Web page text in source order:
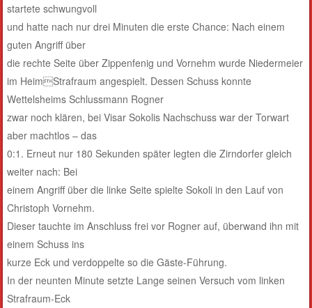
startete schwungvoll
und hatte nach nur drei Minuten die erste Chance: Nach einem
guten Angriff über
die rechte Seite über Zippenfenig und Vornehm wurde Niedermeier
im HeimStrafraum angespielt. Dessen Schuss konnte
Wettelsheims Schlussmann Rogner
zwar noch klären, bei Visar Sokolis Nachschuss war der Torwart
aber machtlos – das
0:1. Erneut nur 180 Sekunden später legten die Zirndorfer gleich
weiter nach: Bei
einem Angriff über die linke Seite spielte Sokoli in den Lauf von
Christoph Vornehm.
Dieser tauchte im Anschluss frei vor Rogner auf, überwand ihn mit
einem Schuss ins
kurze Eck und verdoppelte so die Gäste-Führung.
In der neunten Minute setzte Lange seinen Versuch vom linken
Strafraum-Eck